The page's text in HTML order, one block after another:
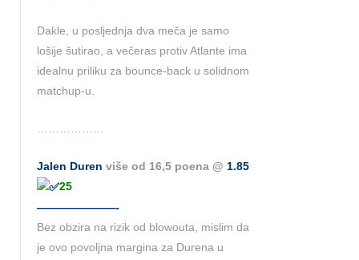
Dakle, u posljednja dva meča je samo
lošije šutirao, a večeras protiv Atlante ima
idealnu priliku za bounce-back u solidnom
matchup-u.
Jalen Duren više od 16,5 poena @ 1.85
25
———————-
Bez obzira na rizik od blowouta, mislim da
je ovo povoljna margina za Durena u